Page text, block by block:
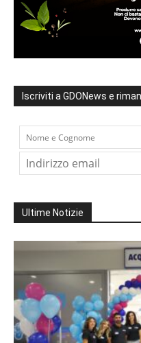
Iscriviti a GDONews e
Ultime Notizie